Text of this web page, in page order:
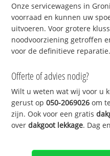
Onze servicewagens in
voorraad en kunnen uw
uitvoeren. Voor grotere
noodvoorziening getroffen
voor de definitieve reparatie.
Offerte of advies nodig?
Wilt u weten wat wij voor u
gerust op050-2069026 om
zijn. Ook voor een gratis
overdakgoot lekkage. Dag